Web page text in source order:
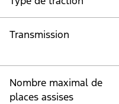
Transmission
Nombre maximal de
places assises